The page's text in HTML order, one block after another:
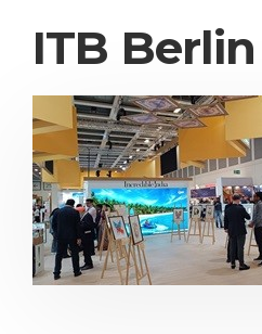
ITB